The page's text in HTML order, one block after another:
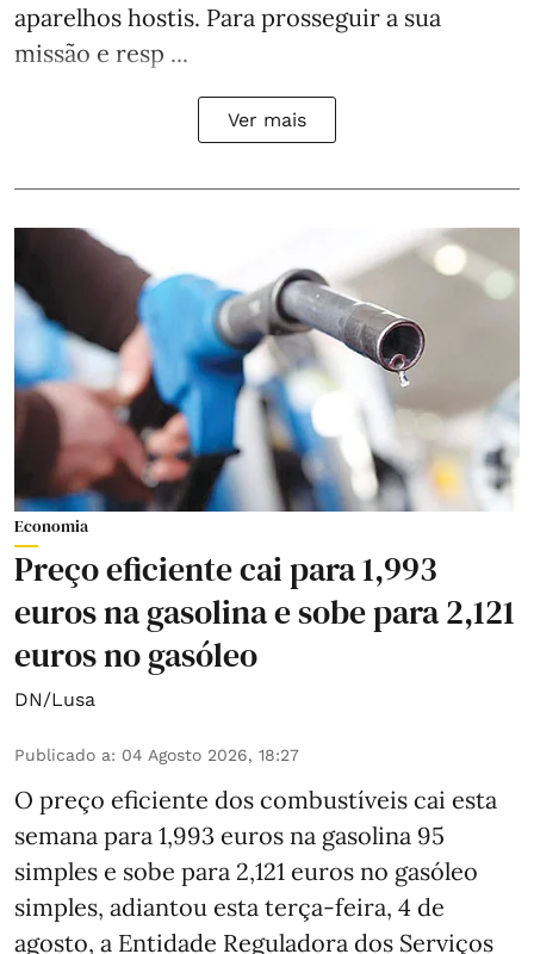
aparelhos hostis. Para prosseguir a sua
missão e resp ...
Ver mais
Economia
Preço eficiente cai para 1,993
euros na gasolina e sobe para 2,121
euros no gasóleo
DN/Lusa
Publicado a: 04 Agosto 2026, 18:27
O preço eficiente dos combustíveis cai esta
semana para 1,993 euros na gasolina 95
simples e sobe para 2,121 euros no gasóleo
simples, adiantou esta terça-feira, 4 de
agosto, a Entidade Reguladora dos Serviços